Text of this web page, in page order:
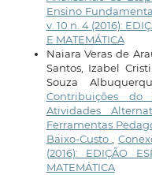
Ensino
v. 10 n. 4 (2016):
E MATEMÁTICA
Naiara Veras de
Santos, Izabel
Souza
Contribuições
Atividades
Ferramentas
Baixo-Custo,
(2016): EDIÇÃO
MATEMÁTICA